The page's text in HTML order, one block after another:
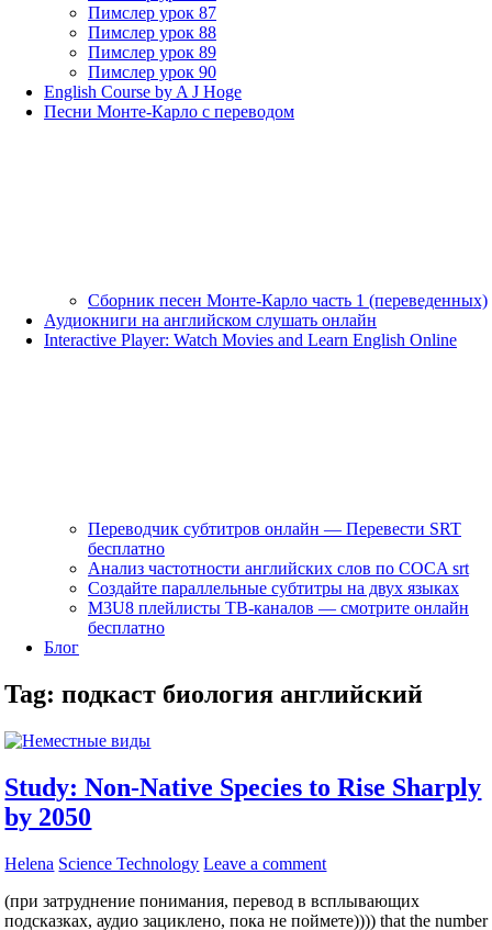
Пимслер урок 87
Пимслер урок 88
Пимслер урок 89
Пимслер урок 90
English Course by A J Hoge
Песни Монте-Карло с переводом
Сборник песен Монте-Карло часть 1 (переведенных)
Аудиокниги на английском слушать онлайн
Interactive Player: Watch Movies and Learn English Online
Переводчик субтитров онлайн — Перевести SRT
бесплатно
Анализ частотности английских слов по COCA srt
Создайте параллельные субтитры на двух языках
M3U8 плейлисты ТВ‑каналов — смотрите онлайн
бесплатно
Блог
Tag:подкаст биология английский
Study: Non-Native Species to Rise Sharply
by 2050
Helena Science Technology Leave a comment
(при затруднение понимания, перевод в всплывающих
подсказках, аудио зациклено, пока не поймете)))) that the number